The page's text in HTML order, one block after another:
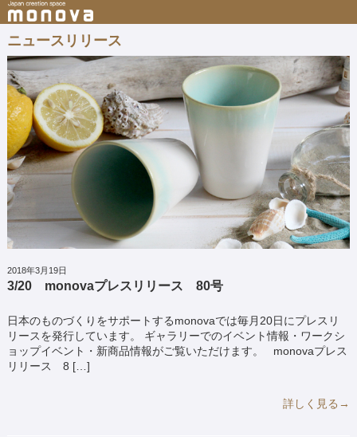
ニュースリリース
2018年3月19日
3/20 monovaプレスリリース 80号
日本のものづくりをサポートするmonovaでは毎月20日にプレスリ
リースを発行しています。 ギャラリーでのイベント情報・ワークシ
ョップイベント・新商品情報がご覧いただけます。 monovaプレス
リリース 8 […]
詳しく見る→